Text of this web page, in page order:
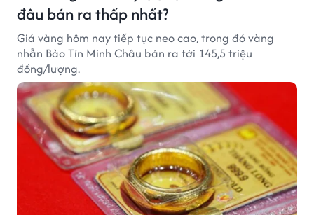
đâu bán ra thấp nhất?
Giá vàng hôm nay tiếp tục neo cao, trong đó vàng
nhẫn Bảo Tín Minh Châu bán ra tới 145,5 triệu
đồng/lượng.